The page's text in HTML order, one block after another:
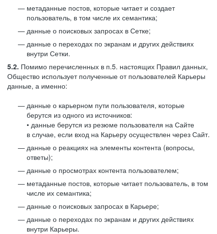
метаданные постов, которые читает и создает
пользователь, в том числе их семантика;
данные о поисковых запросах в Сетке;
данные о переходах по экранам и других действиях
внутри Сетки.
5.2. Помимо перечисленных в п.5. настоящих Правил данных,
Общество использует полученные от пользователей Карьеры
данные, а именно:
данные о карьерном пути пользователя, которые
берутся из одного из источников:
• данные берутся из резюме пользователя на Сайте
в случае, если вход на Карьеру осуществлен через Сайт.
данные о реакциях на элементы контента (вопросы,
ответы);
данные о просмотрах контента пользователем;
метаданные постов, которые читает пользователь, в том
числе их семантика;
данные о поисковых запросах в Карьере;
данные о переходах по экранам и других действиях
внутри Карьеры.